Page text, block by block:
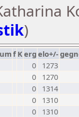
)
f Kerg elo+/-
0
1273
0
1270
0
1314
0
1310
0
1310